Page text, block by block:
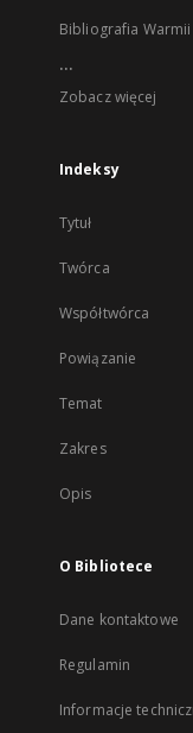
Bibliografia
...
Zobacz więcej
Indeksy
Tytuł
Twórca
Współtwórca
Powiązanie
Temat
Zakres
Opis
O Bibliotece
Dane kontaktowe
Regulamin
Informacje